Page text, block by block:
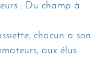
: Du champ à
chacun a son
aux élus